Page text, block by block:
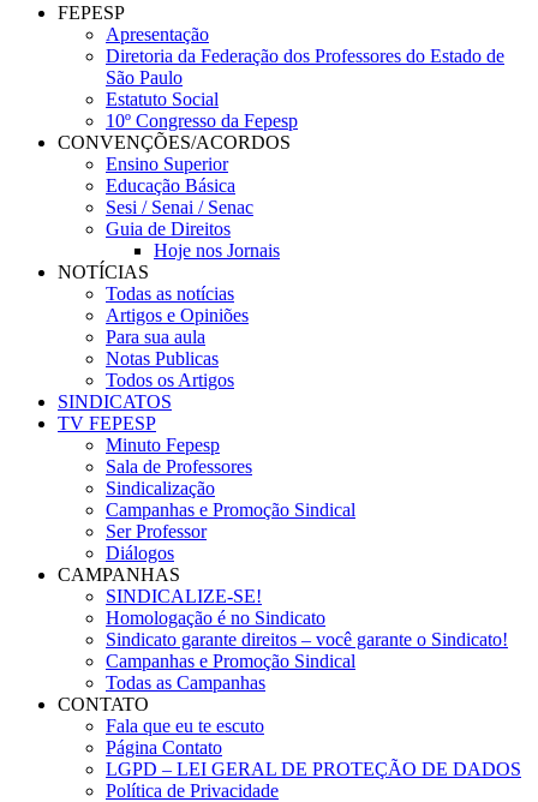
FEPESP
Apresentação
Diretoria da Federação dos Professores do Estado de
São Paulo
Estatuto Social
10º Congresso da Fepesp
CONVENÇÕES/ACORDOS
Ensino Superior
Educação Básica
Sesi / Senai / Senac
Guia de Direitos
Hoje nos Jornais
NOTÍCIAS
Todas as notícias
Artigos e Opiniões
Para sua aula
Notas Publicas
Todos os Artigos
SINDICATOS
TV FEPESP
Minuto Fepesp
Sala de Professores
Sindicalização
Campanhas e Promoção Sindical
Ser Professor
Diálogos
CAMPANHAS
SINDICALIZE-SE!
Homologação é no Sindicato
Sindicato garante direitos – você garante o Sindicato!
Campanhas e Promoção Sindical
Todas as Campanhas
CONTATO
Fala que eu te escuto
Página Contato
LGPD – LEI GERAL DE PROTEÇÃO DE DADOS
Política de Privacidade